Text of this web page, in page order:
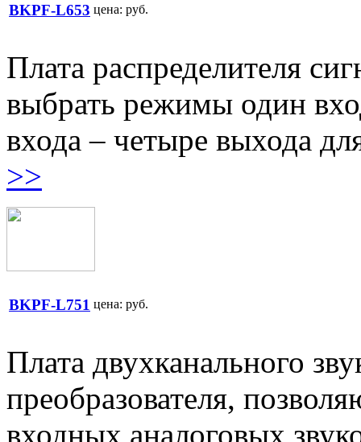
BKPF-L653 цена: руб.
Плата распределителя
выбрать режимы один
входа – четыре выхода
>>
BKPF-L751 цена: руб.
Плата двухканального
преобразователя,
входных аналоговых